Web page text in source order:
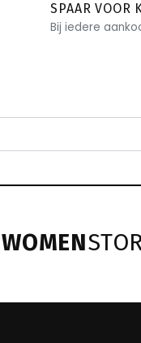
SPAAR VOOR
Bij iedere
WOMEN